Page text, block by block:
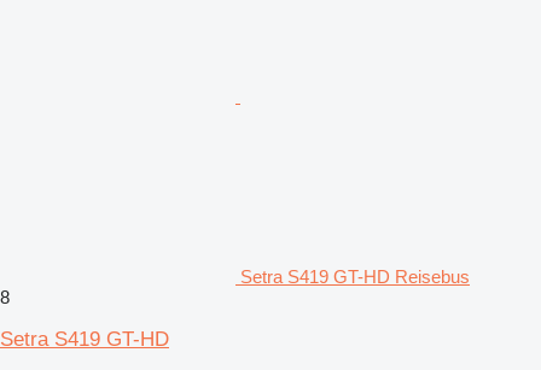
Setra S419 GT-HD Reisebus
8
Setra S419 GT-HD